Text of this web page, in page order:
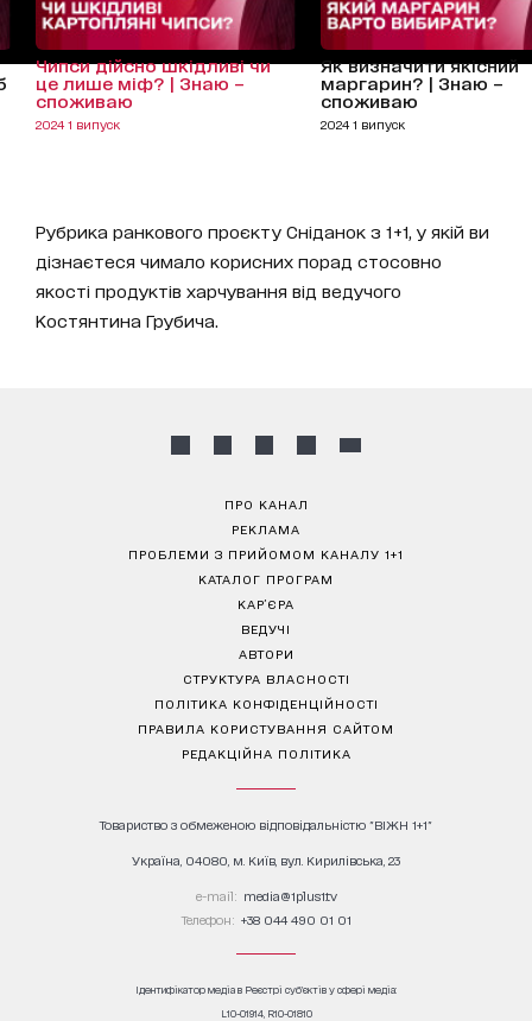
Чипси дійсно шкідливі чи
це лише міф? | Знаю –
споживаю
2024 1 випуск
Як визначити якісний
маргарин? | Знаю –
споживаю
2024 1 випуск
Рубрика ранкового проєкту Сніданок з 1+1, у якій ви
дізнаєтеся чимало корисних порад стосовно
якості продуктів харчування від ведучого
Костянтина Грубича.
ПРО КАНАЛ
РЕКЛАМА
ПРОБЛЕМИ З ПРИЙОМОМ КАНАЛУ 1+1
КАТАЛОГ ПРОГРАМ
КАР’ЄРА
ВЕДУЧІ
АВТОРИ
СТРУКТУРА ВЛАСНОСТІ
ПОЛІТИКА КОНФІДЕНЦІЙНОСТІ
ПРАВИЛА КОРИСТУВАННЯ САЙТОМ
РЕДАКЦІЙНА ПОЛІТИКА
Товариство з обмеженою відповідальністю "ВІЖН 1+1"
Україна, 04080, м. Київ, вул. Кирилівська, 23
е-mail: media@1plus1.tv
Телефон: +38 044 490 01 01
Ідентифікатор медіа в Реєстрі суб’єктів у сфері медіа:
L10-01914, R10-01810